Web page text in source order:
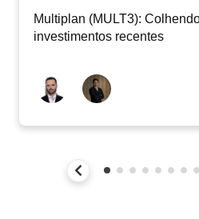
Multiplan (MULT3):
investimentos recentes